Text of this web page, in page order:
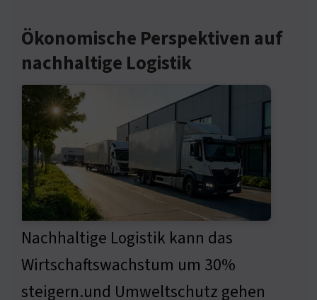
Ökonomische Perspektiven auf
nachhaltige Logistik
Nachhaltige Logistik kann das
Wirtschaftswachstum um 30%
steigern.und Umweltschutz gehen